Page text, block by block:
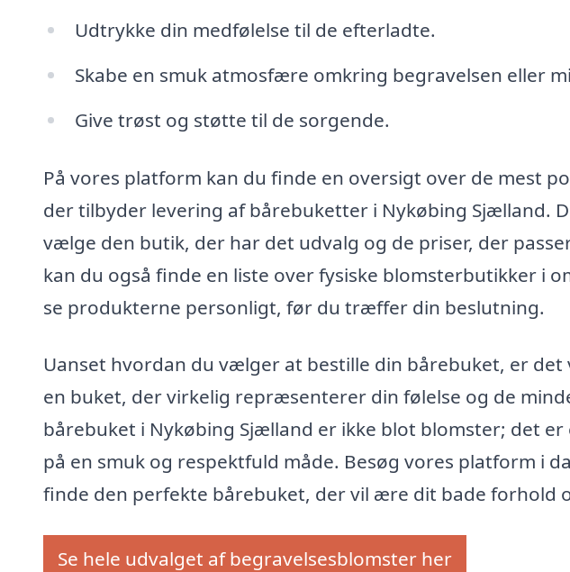
Udtrykke din medfølelse til de efterladte.
Skabe en smuk atmosfære omkring begravelsen eller
Give trøst og støtte til de sorgende.
På vores platform kan du finde en oversigt over de mest
der tilbyder levering af bårebuketter i Nykøbing Sjælland.
vælge den butik, der har det udvalg og de priser, der
kan du også finde en liste over fysiske blomsterbutikker i
se produkterne personligt, før du træffer din beslutning.
Uanset hvordan du vælger at bestille din bårebuket, er
en buket, der virkelig repræsenterer din følelse og de
bårebuket i Nykøbing Sjælland er ikke blot blomster; det er
på en smuk og respektfuld måde. Besøg vores platform i
finde den perfekte bårebuket, der vil ære dit bade forhold
Se hele udvalget af begravelsesblomster her